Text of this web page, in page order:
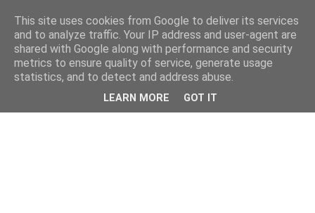
This site uses cookies from Google to deliver its services
and to analyze traffic. Your IP address and user-agent are
shared with Google along with performance and security
metrics to ensure quality of service, generate usage
statistics, and to detect and address abuse.
LEARN MORE GOT IT